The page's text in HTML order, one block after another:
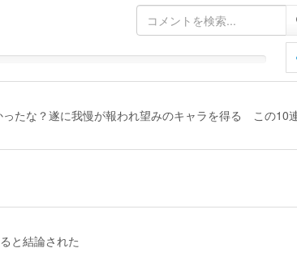
たな？遂に我慢が報われ望みのキャラを得る この10
と結論された